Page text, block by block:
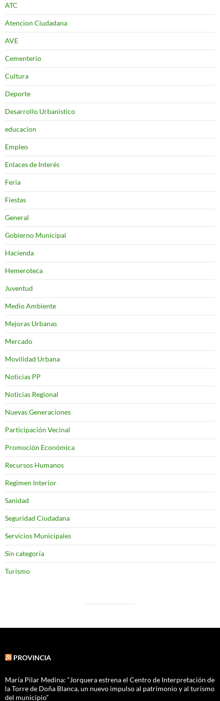
ATC
Atencion Ciudadana
AVE
Cementerio
Cultura
Deporte
Desarrollo Urbanistico
educacion
Empleo
Enlaces de Interés
Feria
Fiestas
General
Gobierno Municipal
Hacienda
Hemeroteca
Juventud
Medio Ambiente
Mejoras Urbanas
Mercado
Movilidad Urbana
Noticias PP
Noticias Regional
Nuevas Generaciones
Participación Vecinal
Promoción Económica
Recursos Humanos
Regimen Interior
Sanidad
Seguridad Ciudadana
Servicios Municipales
Sin categoría
Turismo
PROVINCIA
María Pilar Medina: “Jorquera estrena el Centro de Interpretación de
la Torre de Doña Blanca, un nuevo impulso al patrimonio y al turismo
del municipio”